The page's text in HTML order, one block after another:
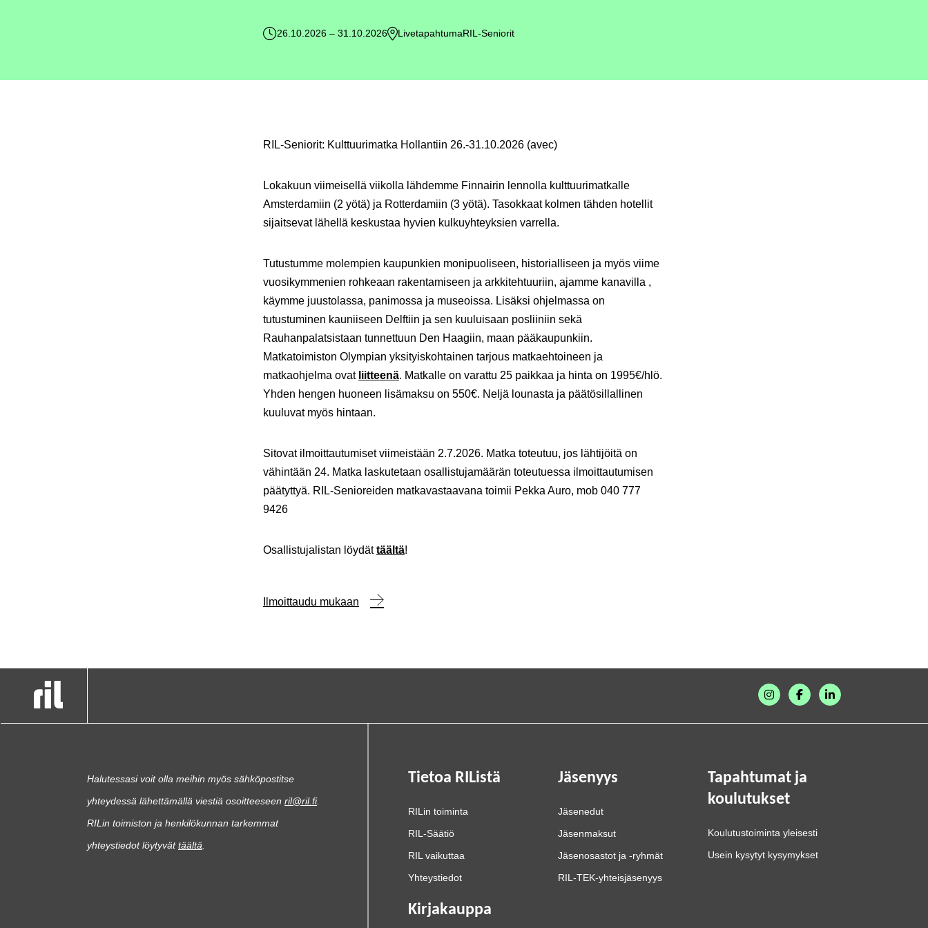
26.10.2026 – 31.10.2026 LivetapahtumaRIL-Seniorit
RIL-Seniorit: Kulttuurimatka Hollantiin 26.-31.10.2026 (avec)
Lokakuun viimeisellä viikolla lähdemme Finnairin lennolla kulttuurimatkalle
Amsterdamiin (2 yötä) ja Rotterdamiin (3 yötä). Tasokkaat kolmen tähden hotellit
sijaitsevat lähellä keskustaa hyvien kulkuyhteyksien varrella.
Tutustumme molempien kaupunkien monipuoliseen, historialliseen ja myös viime
vuosikymmenien rohkeaan rakentamiseen ja arkkitehtuuriin, ajamme kanavilla ,
käymme juustolassa, panimossa ja museoissa. Lisäksi ohjelmassa on
tutustuminen kauniiseen Delftiin ja sen kuuluisaan posliiniin sekä
Rauhanpalatsistaan tunnettuun Den Haagiin, maan pääkaupunkiin.
Matkatoimiston Olympian yksityiskohtainen tarjous matkaehtoineen ja
matkaohjelma ovat liitteenä. Matkalle on varattu 25 paikkaa ja hinta on 1995€/hlö.
Yhden hengen huoneen lisämaksu on 550€. Neljä lounasta ja päätösillallinen
kuuluvat myös hintaan.
Sitovat ilmoittautumiset viimeistään 2.7.2026. Matka toteutuu, jos lähtijöitä on
vähintään 24. Matka laskutetaan osallistujamäärän toteutuessa ilmoittautumisen
päätyttyä. RIL-Senioreiden matkavastaavana toimii Pekka Auro, mob 040 777
9426
Osallistujalistan löydättäältä!
Ilmoittaudu mukaan
Halutessasi voit olla meihin myös sähköpostitse
yhteydessä lähettämällä viestiä osoitteeseen ril@ril.fi.
RILin toimiston ja henkilökunnan tarkemmat
yhteystiedot löytyvättäältä
Tietoa RIListä
RILin toiminta
RIL-Säätiö
RIL vaikuttaa
Yhteystiedot
Jäsenyys
Jäsenedut
Jäsenmaksut
Jäsenosastot ja -ryhmät
RIL-TEK-yhteisjäsenyys
Tapahtumat ja
koulutukset
Koulutustoiminta yleisesti
Usein kysytyt kysymykset
Kirjakauppa